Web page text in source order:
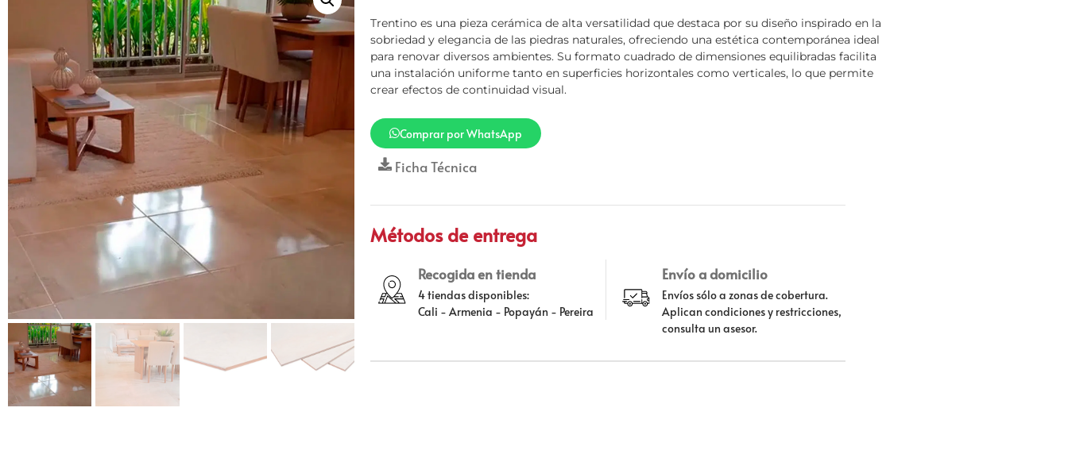
Trentino es una pieza cerámica de alta versatilidad que destaca por su diseño inspirado en la
sobriedad y elegancia de las piedras naturales, ofreciendo una estética contemporánea ideal
para renovar diversos ambientes. Su formato cuadrado de dimensiones equilibradas facilita
una instalación uniforme tanto en superficies horizontales como verticales, lo que permite
crear efectos de continuidad visual.
Comprar por WhatsApp
Ficha Técnica
Métodos de entrega
Recogida en tienda
4 tiendas disponibles:
Cali - Armenia - Popayán - Pereira
Envío a domicilio
Envíos sólo a zonas de cobertura.
Aplican condiciones y restricciones,
consulta un asesor.